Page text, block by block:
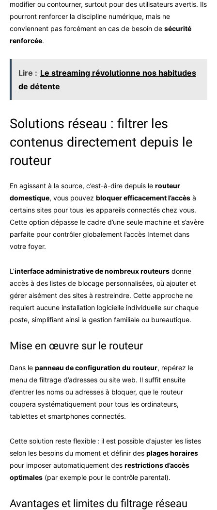
modifier ou contourner, surtout pour des utilisateurs avertis. Ils
pourront renforcer la discipline numérique, mais ne
conviennent pas forcément en cas de besoin de sécurité
renforcée.
Lire : Le streaming révolutionne nos habitudes
de détente
Solutions réseau : filtrer les
contenus directement depuis le
routeur
En agissant à la source, c’est-à-dire depuis le routeur
domestique, vous pouvez bloquer efficacement l’accès à
certains sites pour tous les appareils connectés chez vous.
Cette option dépasse le cadre d’une seule machine et s’avère
parfaite pour contrôler globalement l’accès Internet dans
votre foyer.
L’interface administrative de nombreux routeurs donne
accès à des listes de blocage personnalisées, où ajouter et
gérer aisément des sites à restreindre. Cette approche ne
requiert aucune installation logicielle individuelle sur chaque
poste, simplifiant ainsi la gestion familiale ou bureautique.
Mise en œuvre sur le routeur
Dans le panneau de configuration du routeur, repérez le
menu de filtrage d’adresses ou site web. Il suffit ensuite
d’entrer les noms ou adresses à bloquer, que le routeur
coupera systématiquement pour tous les ordinateurs,
tablettes et smartphones connectés.
Cette solution reste flexible : il est possible d’ajuster les listes
selon les besoins du moment et définir des plages horaires
pour imposer automatiquement des restrictions d’accès
optimales (par exemple pour le contrôle parental).
Avantages et limites du filtrage réseau